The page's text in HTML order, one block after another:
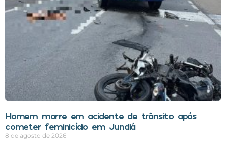
Homem morre em acidente de trânsito após
cometer feminicídio em Jundiá
8 de agosto de 2026